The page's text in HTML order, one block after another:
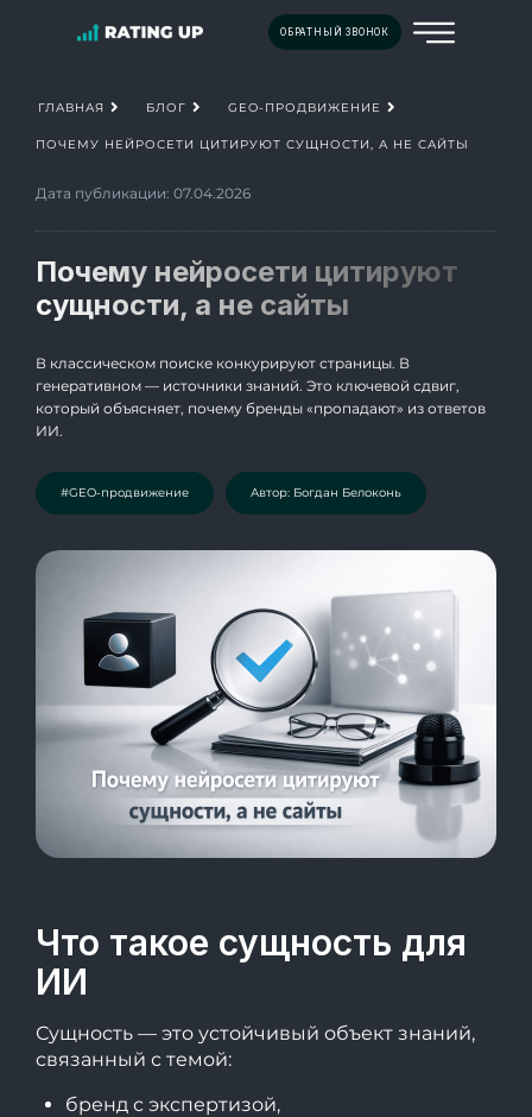
ОБРАТНЫЙ ЗВОНОК
ГЛАВНАЯ БЛОГ GEO-ПРОДВИЖЕНИЕ
ПОЧЕМУ НЕЙРОСЕТИ ЦИТИРУЮТ СУЩНОСТИ, А НЕ САЙТЫ
Дата публикации: 07.04.2026
Почему нейросети цитируют
сущности, а не сайты
В классическом поиске конкурируют страницы. В
генеративном — источники знаний. Это ключевой сдвиг,
который объясняет, почему бренды «пропадают» из ответов
ИИ.
#GEO-продвижение Автор: Богдан Белоконь
Что такое сущность для
ИИ
Сущность — это устойчивый объект знаний,
связанный с темой:
бренд с экспертизой,